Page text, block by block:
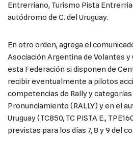
Entrerriano, Turismo Pista
autódromo de C. del Uruguay.
En otro orden, agrega el
Asociación Argentina de Volantes y
esta Federación si disponen de
recibir eventualmente a pilotos
competencias de Rally y
Pronunciamiento (RALLY) y en el
Uruguay (TC850, TC PISTA E.,
previstas para los días 7, 8 y 9 del